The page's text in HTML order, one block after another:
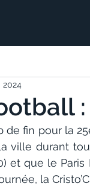
2024
de fin pour la
ville durant
et que le
la